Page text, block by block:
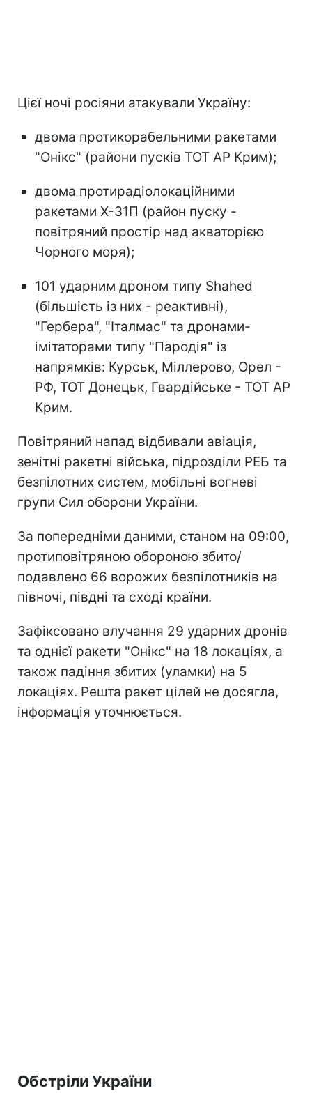
Цієї ночі росіяни атакували Україну:
двома протикорабельними ракетами
"Онікс" (райони пусків ТОТ АР Крим);
двома протирадіолокаційними
ракетами Х-31П (район пуску -
повітряний простір над акваторією
Чорного моря);
101 ударним дроном типу Shahed
(більшість із них - реактивні),
"Гербера", "Італмас" та дронами-
імітаторами типу "Пародія" із
напрямків: Курськ, Міллерово, Орел -
РФ, ТОТ Донецьк, Гвардійське - ТОТ АР
Крим.
Повітряний напад відбивали авіація,
зенітні ракетні війська, підрозділи РЕБ та
безпілотних систем, мобільні вогневі
групи Сил оборони України.
За попередніми даними, станом на 09:00,
протиповітряною обороною збито/
подавлено 66 ворожих безпілотників на
півночі, півдні та сході країни.
Зафіксовано влучання 29 ударних дронів
та однієї ракети "Онікс" на 18 локаціях, а
також падіння збитих (уламки) на 5
локаціях. Решта ракет цілей не досягла,
інформація уточнюється.
Обстріли України